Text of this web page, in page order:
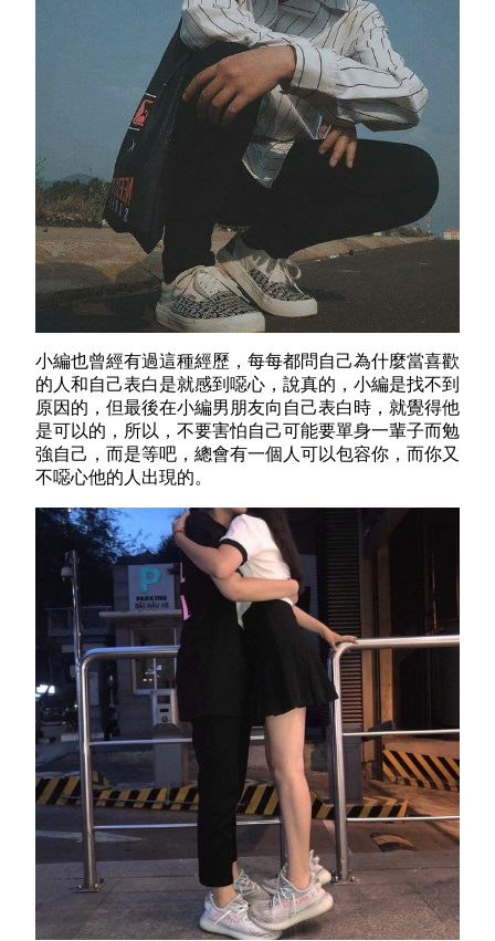
小編也曾經有過這種經歷，每每都問自己為什麼當喜歡
的人和自己表白是就感到噁心，說真的，小編是找不到
原因的，但最後在小編男朋友向自己表白時，就覺得他
是可以的，所以，不要害怕自己可能要單身一輩子而勉
強自己，而是等吧，總會有一個人可以包容你，而你又
不噁心他的人出現的。